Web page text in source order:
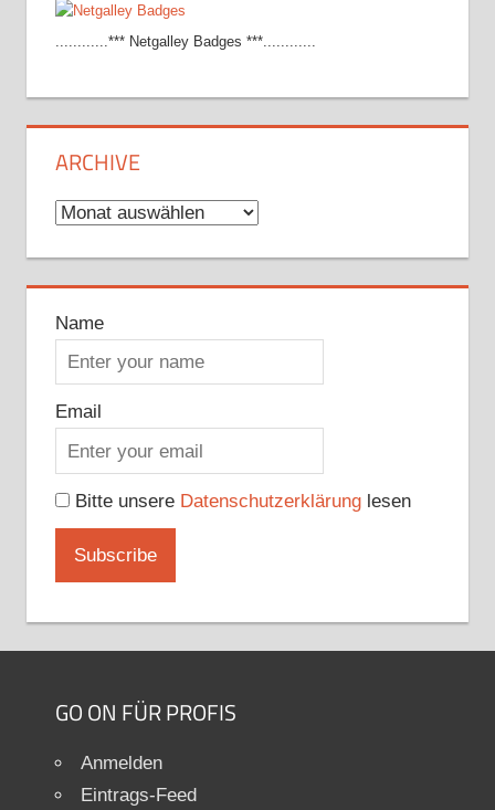
............*** Netgalley Badges ***............
ARCHIVE
Archive
Name
Email
Bitte unsere Datenschutzerklärunglesen
GO ON FÜR PROFIS
Anmelden
Eintrags-Feed